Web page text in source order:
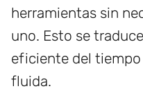
herramientas sin
uno. Esto se
eficiente del
fluida.